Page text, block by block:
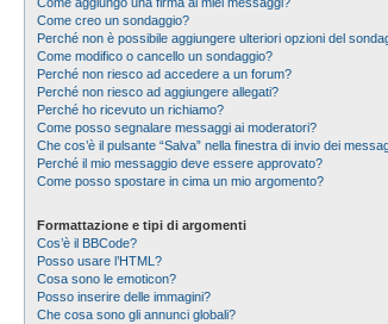
Come creo un sondaggio?
Perché non è possibile aggiungere ulteriori opzioni del
Come modifico o cancello un sondaggio?
Perché non riesco ad accedere a un forum?
Perché non riesco ad aggiungere allegati?
Perché ho ricevuto un richiamo?
Come posso segnalare messaggi ai moderatori?
Che cos’è il pulsante “Salva” nella finestra di invio dei
Perché il mio messaggio deve essere approvato?
Come posso spostare in cima un mio argomento?
Formattazione e tipi di argomenti
Cos’è il BBCode?
Posso usare l’HTML?
Cosa sono le emoticon?
Posso inserire delle immagini?
Che cosa sono gli annunci globali?